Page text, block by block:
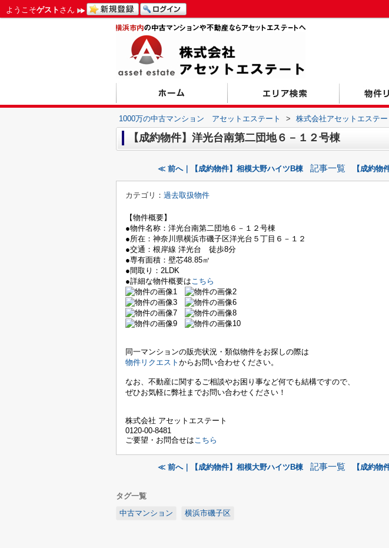
ようこそゲスト さん
1000万の中古マンション アセットエステート > 株式会社アセットエステ
【成約物件】洋光台南第二団地６－１２号棟
≪ 前へ｜【成約物件】相模大野ハイツB棟 記事一覧 【成約
カテゴリ： 過去取扱物件
【物件概要】
●物件名称：洋光台南第二団地６－１２号棟
●所在：神奈川県横浜市磯子区洋光台５丁目６－１２
●交通：根岸線 洋光台 徒歩8分
●専有面積：壁芯48.85㎡
●間取り：2LDK
●詳細な物件概要はこちら
同一マンションの販売状況・類似物件をお探しの際は
物件リクエスト からお問い合わせください。
なお、不動産に関するご相談やお困り事など何でも結構ですので、
ぜひお気軽に弊社までお問い合わせください！
株式会社 アセットエステート
0120-00-8481
ご要望・お問合せはこちら
≪ 前へ｜【成約物件】相模大野ハイツB棟 記事一覧 【成約
タグ一覧
中古マンション
横浜市磯子区